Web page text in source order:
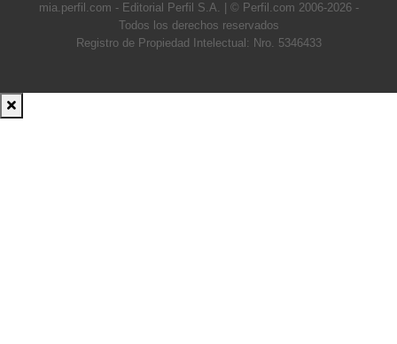
mia.perfil.com - Editorial Perfil S.A. | © Perfil.com 2006-2026 -
Todos los derechos reservados
Registro de Propiedad Intelectual: Nro. 5346433